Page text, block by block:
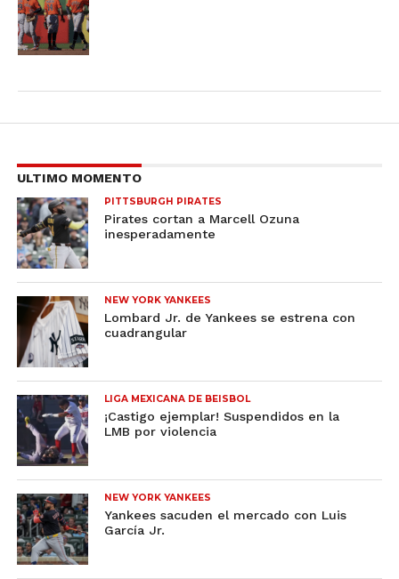
ULTIMO MOMENTO
PITTSBURGH PIRATES
Pirates cortan a Marcell Ozuna
inesperadamente
NEW YORK YANKEES
Lombard Jr. de Yankees se estrena con
cuadrangular
LIGA MEXICANA DE BEISBOL
¡Castigo ejemplar! Suspendidos en la
LMB por violencia
NEW YORK YANKEES
Yankees sacuden el mercado con Luis
García Jr.